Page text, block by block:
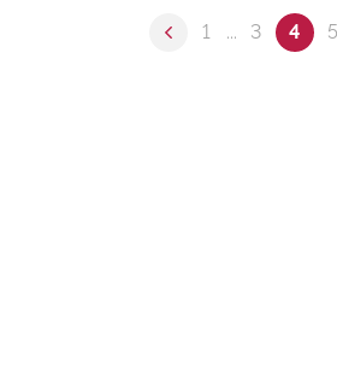
Previous page
1 ... 3 4 5